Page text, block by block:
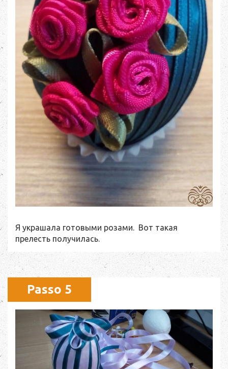
Я украшала готовыми розами. Вот такая
прелесть получилась.
Passo 5